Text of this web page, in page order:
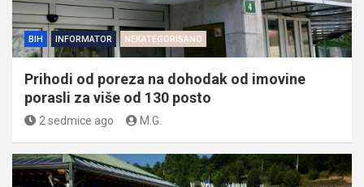
BIH INFORMATOR NEKATEGORISANO
Prihodi od poreza na dohodak od imovine
porasli za više od 130 posto
2 sedmice ago M.G.